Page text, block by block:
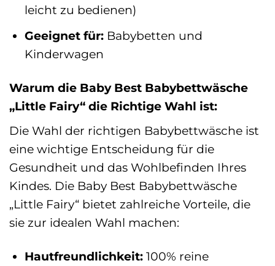
leicht zu bedienen)
Geeignet für: Babybetten und
Kinderwagen
Warum die Baby Best Babybettwäsche
„Little Fairy“ die Richtige Wahl ist:
Die Wahl der richtigen Babybettwäsche ist
eine wichtige Entscheidung für die
Gesundheit und das Wohlbefinden Ihres
Kindes. Die Baby Best Babybettwäsche
„Little Fairy“ bietet zahlreiche Vorteile, die
sie zur idealen Wahl machen:
Hautfreundlichkeit: 100% reine